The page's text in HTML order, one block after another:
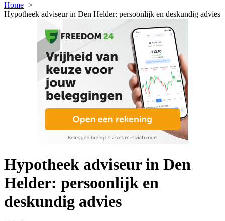
Home
Hypotheek adviseur in Den Helder: persoonlijk en deskundig advies
Hypotheek adviseur in Den
Helder: persoonlijk en
deskundig advies